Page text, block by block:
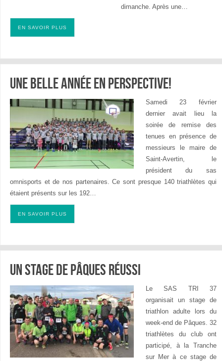
dimanche. Après une…
EN SAVOIR PLUS
Une belle année en perspective!
Samedi 23 février
dernier avait lieu la
soirée de remise des
tenues en présence de
messieurs le maire de
Saint-Avertin, le
président du sas
omnisports et de nos partenaires. Ce sont presque 140 triathlètes qui
étaient présents sur les 192…
EN SAVOIR PLUS
Un stage de Pâques réussi
Le SAS TRI 37
organisait un stage de
triathlon adulte lors du
week-end de Pâques. 32
triathlètes du club ont
participé, à la Tranche
sur Mer à ce stage de